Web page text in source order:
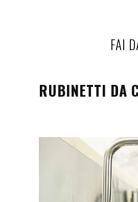
FAI
RUBINETTI DA